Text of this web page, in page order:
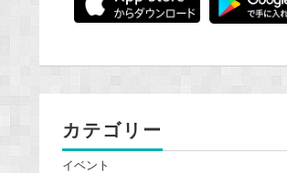
カテゴリー
イベント